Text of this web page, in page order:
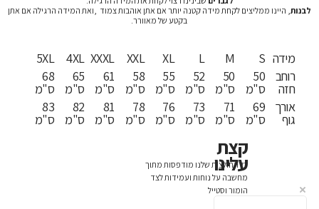
לבנות, היינו ממליצים לקחת מידה קטנה יותר אם אתן אוהבות צמוד ,ואת המידה הרגילה אם אתן
בקטע של מאוורר.
5XL
68
ס"מ
83
ס"מ
4XL
65
ס"מ
82
ס"מ
XXXL
61
ס"מ
81
ס"מ
XXL
58
ס"מ
78
ס"מ
XL
55
ס"מ
76
ס"מ
L
52
ס"מ
73
ס"מ
M
50
ס"מ
71
ס"מ
S
50
ס"מ
69
ס"מ
מידה
רוחב
חזה
אורך
גוף
כל החולצות שלנו מודפסות מתוך
מחשבה על נוחות ועמידות לצד
הומור וסטייל
קצת
עלינו